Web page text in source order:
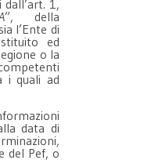
1,
”, della
l’Ente di
ed
o la
i quali ad
data di
del Pef, o